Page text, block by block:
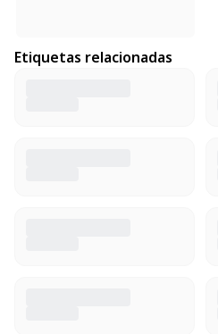
Etiquetas relacionadas